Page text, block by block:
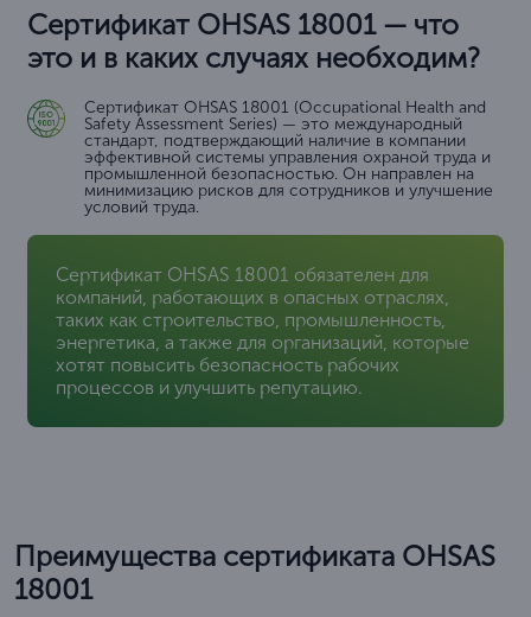
Сертификат OHSAS 18001 — что
это и в каких случаях необходим?
Сертификат OHSAS 18001 (Occupational Health and
Safety Assessment Series) — это международный
стандарт, подтверждающий наличие в компании
эффективной системы управления охраной труда и
промышленной безопасностью. Он направлен на
минимизацию рисков для сотрудников и улучшение
условий труда.
Сертификат OHSAS 18001 обязателен для
компаний, работающих в опасных отраслях,
таких как строительство, промышленность,
энергетика, а также для организаций, которые
хотят повысить безопасность рабочих
процессов и улучшить репутацию.
Преимущества сертификата OHSAS
18001